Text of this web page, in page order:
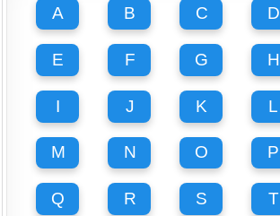
A B C D
E F G H
I J K L
M N O P
Q R S T